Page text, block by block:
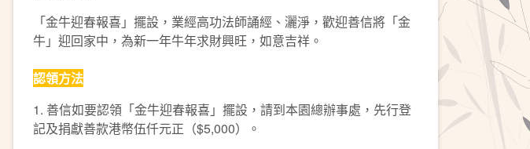
「金牛迎春報喜」擺設，業經高功法師誦經、灑淨，歡迎善信將「金
牛」 迎回家中，為新一年牛年求財興旺，如意吉祥。
認領方法
1. 善信如要認領「金牛迎春報喜」擺設，請到本園總辦事處，先行登
記及捐獻善款港幣伍仟元正（$5,000）。